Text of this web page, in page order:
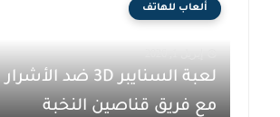
ألعاب للهاتف
لعبة السنايبر 3D ضد الأشرار
مع فريق قناصين النخبة